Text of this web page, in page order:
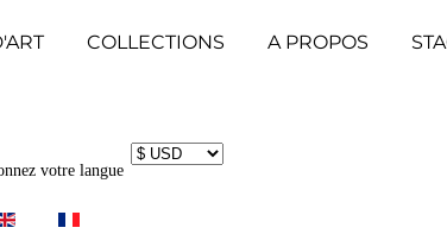
COLLECTIONS A PROPOS
votre langue